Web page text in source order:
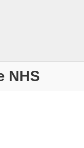
NHS